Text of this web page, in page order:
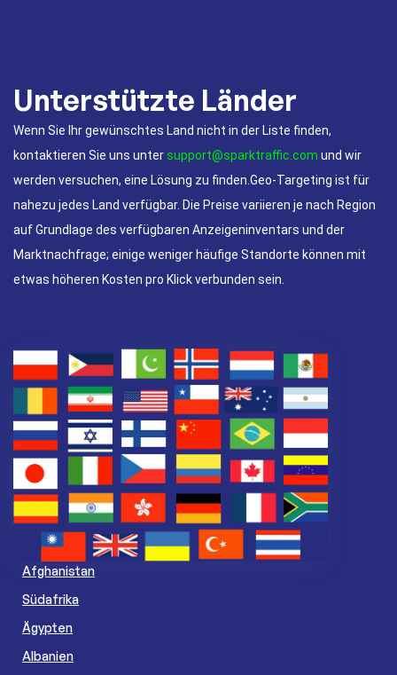
Unterstützte Länder
Wenn Sie Ihr gewünschtes Land nicht in der Liste finden,
kontaktieren Sie uns untersupport@sparktraffic.com und wir
werden versuchen, eine Lösung zu finden.Geo-Targeting ist für
nahezu jedes Land verfügbar. Die Preise variieren je nach Region
auf Grundlage des verfügbaren Anzeigeninventars und der
Marktnachfrage; einige weniger häufige Standorte können mit
etwas höheren Kosten pro Klick verbunden sein.
Afghanistan
Südafrika
Ägypten
Albanien